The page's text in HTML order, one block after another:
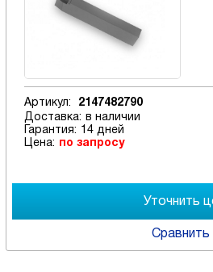
Артикул:
2147482790
Доставка:
в наличии
Гарантия:
14 дней
Цена:
по запросу
Сравнить